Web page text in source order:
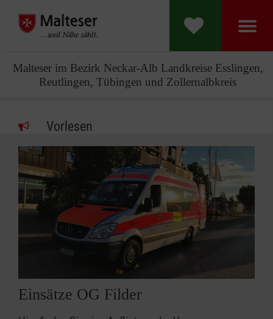
Malteser im Bezirk Neckar-Alb Landkreise Esslingen,
Reutlingen, Tübingen und Zollernalbkreis
Vorlesen
Einsätze OG Filder